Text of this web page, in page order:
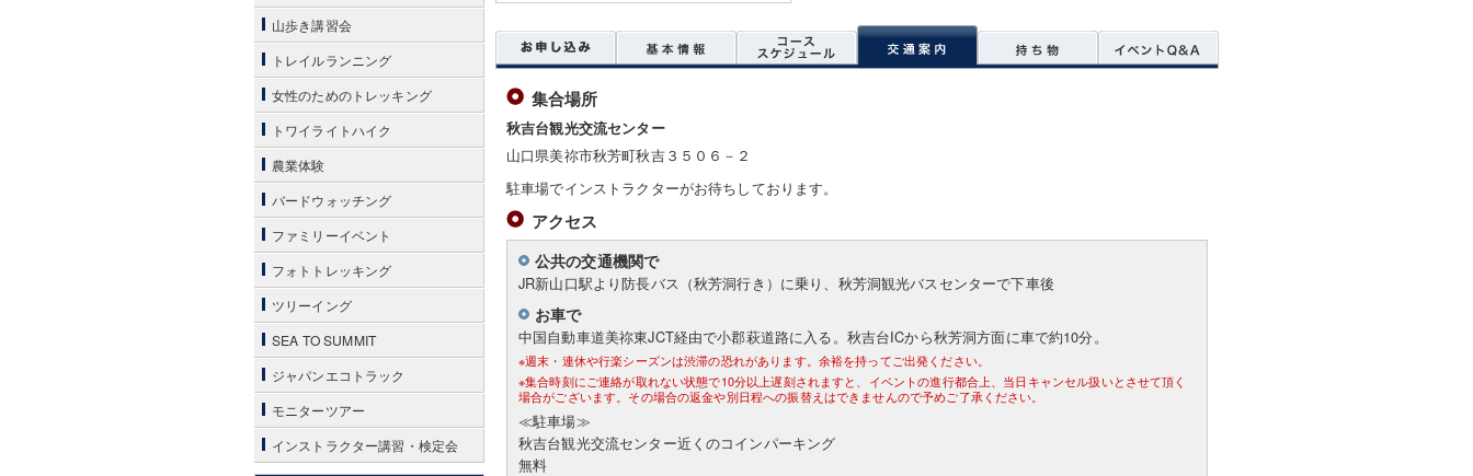
集合場所
秋吉台観光交流センター
山口県美祢市秋芳町秋吉３５０６－２
駐車場でインストラクターがお待ちしております。
アクセス
公共の交通機関で
JR新山口駅より防長バス（秋芳洞行き）に乗り、秋芳洞観光バスセンターで下車後
お車で
中国自動車道美祢東JCT経由で小郡萩道路に入る。秋吉台ICから秋芳洞方面に車で約10分。
※週末・連休や行楽シーズンは渋滞の恐れがあります。余裕を持ってご出発ください。
※集合時刻にご連絡が取れない状態で10分以上遅刻されますと、イベントの進行都合上、当日キャンセル扱いとさせて頂く
場合がございます。その場合の返金や別日程への振替えはできませんので予めご了承ください。
≪駐車場≫
秋吉台観光交流センター近くのコインパーキング
無料
山歩き講習会
トレイルランニング
女性のためのトレッキング
トワイライトハイク
農業体験
バードウォッチング
ファミリーイベント
フォトトレッキング
ツリーイング
SEA TO SUMMIT
ジャパンエコトラック
モニターツアー
インストラクター講習・検定会